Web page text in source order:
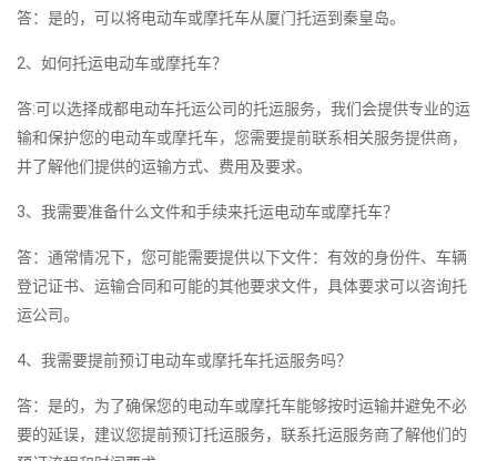
答：是的，可以将电动车或摩托车从厦门托运到秦皇岛。
2、如何托运电动车或摩托车？
答:可以选择成都电动车托运公司的托运服务，我们会提供专业的运
输和保护您的电动车或摩托车，您需要提前联系相关服务提供商，
并了解他们提供的运输方式、费用及要求。
3、我需要准备什么文件和手续来托运电动车或摩托车？
答：通常情况下，您可能需要提供以下文件：有效的身份件、车辆
登记证书、运输合同和可能的其他要求文件，具体要求可以咨询托
运公司。
4、我需要提前预订电动车或摩托车托运服务吗？
答：是的，为了确保您的电动车或摩托车能够按时运输并避免不必
要的延误，建议您提前预订托运服务，联系托运服务商了解他们的